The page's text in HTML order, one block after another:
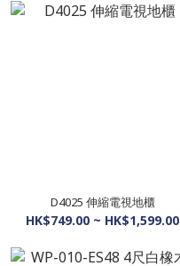
D4025 伸縮電視地櫃
HK$749.00 ~ HK$1,599.00